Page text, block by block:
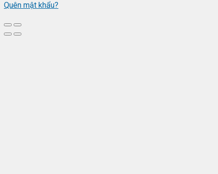
Quên mật khẩu?